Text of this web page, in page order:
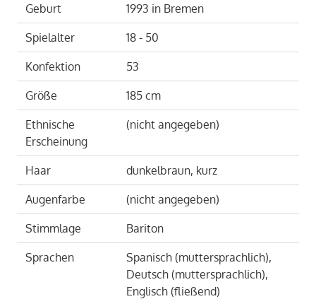
Geburt 1993 in Bremen
Spielalter 18 - 50
Konfektion 53
Größe 185 cm
Ethnische
Erscheinung
(nicht angegeben)
Haar dunkelbraun, kurz
Augenfarbe (nicht angegeben)
Stimmlage Bariton
Sprachen
Spanisch (muttersprachlich),
Deutsch (muttersprachlich),
Englisch (fließend)